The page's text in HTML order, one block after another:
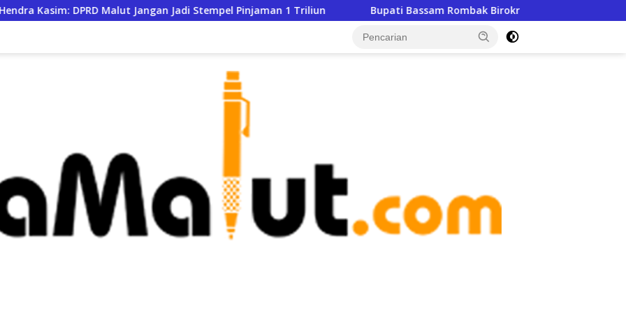
Malut Jangan Jadi Stempel Pinjaman 1 Triliun Bupati Bassam Rombak Birokrasi, Ikbal Mustafa Dikukuhkan sebagai